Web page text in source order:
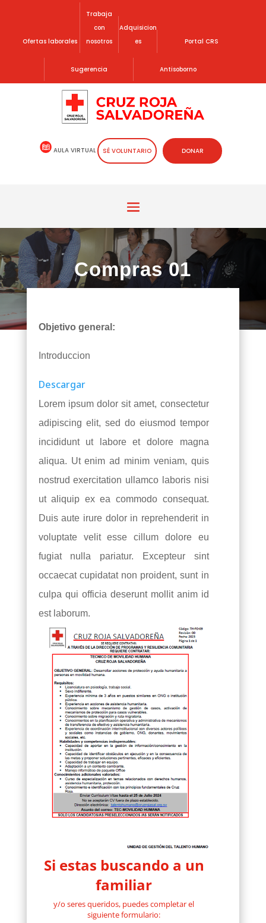
Ofertas laborales
Trabaja
con
nosotros
Adquisicion
es
Portal CRS
Sugerencia Antisoborno
AULA VIRTUAL SÉ VOLUNTARIO DONAR
Compras 01
Objetivo general:
Introduccion
Descargar
Lorem ipsum dolor sit amet, consectetur
adipiscing elit, sed do eiusmod tempor
incididunt ut labore et dolore magna
aliqua. Ut enim ad minim veniam, quis
nostrud exercitation ullamco laboris nisi
ut aliquip ex ea commodo consequat.
Duis aute irure dolor in reprehenderit in
voluptate velit esse cillum dolore eu
fugiat nulla pariatur. Excepteur sint
occaecat cupidatat non proident, sunt in
culpa qui officia deserunt mollit anim id
est laborum.